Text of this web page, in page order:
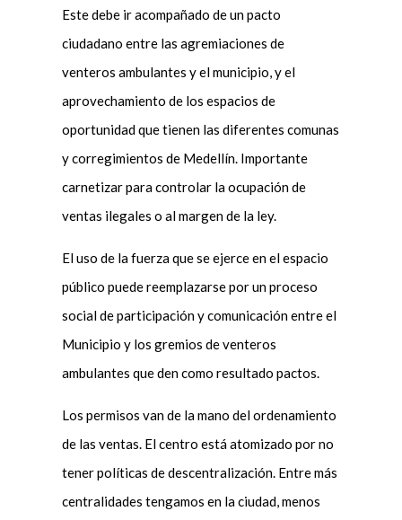
Este debe ir acompañado de un pacto
ciudadano entre las agremiaciones de
venteros ambulantes y el municipio, y el
aprovechamiento de los espacios de
oportunidad que tienen las diferentes comunas
y corregimientos de Medellín. Importante
carnetizar para controlar la ocupación de
ventas ilegales o al margen de la ley.
El uso de la fuerza que se ejerce en el espacio
público puede reemplazarse por un proceso
social de participación y comunicación entre el
Municipio y los gremios de venteros
ambulantes que den como resultado pactos.
Los permisos van de la mano del ordenamiento
de las ventas. El centro está atomizado por no
tener políticas de descentralización. Entre más
centralidades tengamos en la ciudad, menos